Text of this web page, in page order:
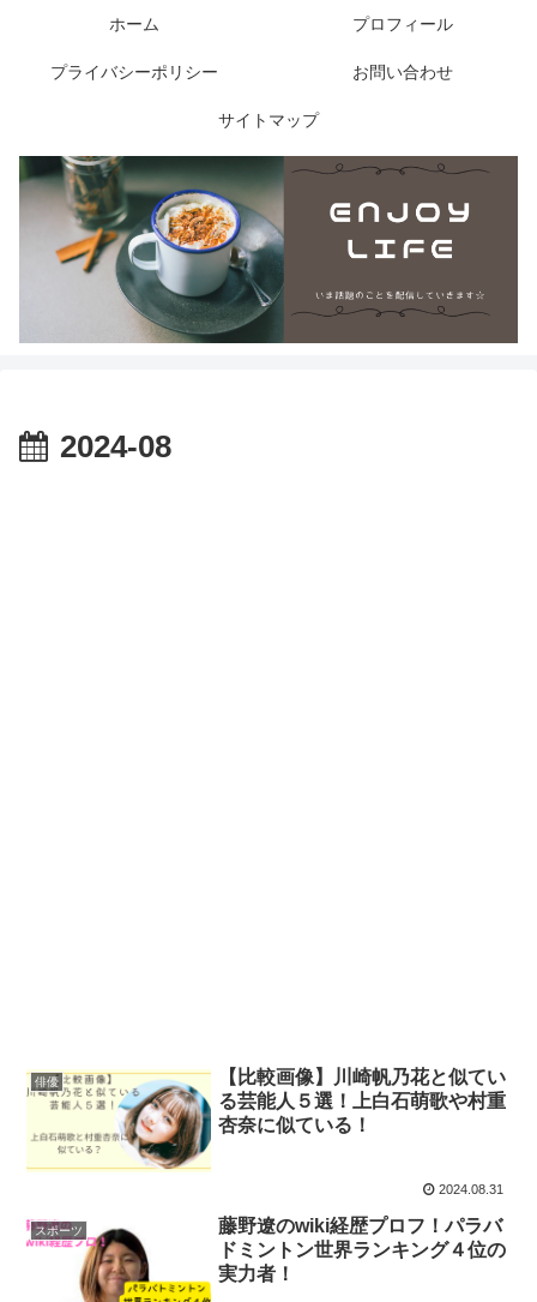
ホーム プロフィール
プライバシーポリシー お問い合わせ
サイトマップ
2024-08
俳優
【比較画像】川崎帆乃花と似てい
る芸能人５選！上白石萌歌や村重
杏奈に似ている！
2024.08.31
スポーツ
藤野遼のwiki経歴プロフ！パラバ
ドミントン世界ランキング４位の
実力者！